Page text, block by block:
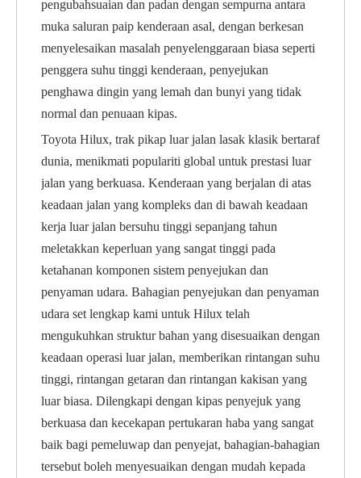
pengubahsuaian dan padan dengan sempurna antara
muka saluran paip kenderaan asal, dengan berkesan
menyelesaikan masalah penyelenggaraan biasa seperti
penggera suhu tinggi kenderaan, penyejukan
penghawa dingin yang lemah dan bunyi yang tidak
normal dan penuaan kipas.
Toyota Hilux, trak pikap luar jalan lasak klasik bertaraf
dunia, menikmati populariti global untuk prestasi luar
jalan yang berkuasa. Kenderaan yang berjalan di atas
keadaan jalan yang kompleks dan di bawah keadaan
kerja luar jalan bersuhu tinggi sepanjang tahun
meletakkan keperluan yang sangat tinggi pada
ketahanan komponen sistem penyejukan dan
penyaman udara. Bahagian penyejukan dan penyaman
udara set lengkap kami untuk Hilux telah
mengukuhkan struktur bahan yang disesuaikan dengan
keadaan operasi luar jalan, memberikan rintangan suhu
tinggi, rintangan getaran dan rintangan kakisan yang
luar biasa. Dilengkapi dengan kipas penyejuk yang
berkuasa dan kecekapan pertukaran haba yang sangat
baik bagi pemeluwap dan penyejat, bahagian-bahagian
tersebut boleh menyesuaikan dengan mudah kepada